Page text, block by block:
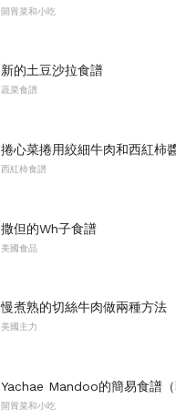
開胃菜和小吃
新的土豆沙拉食譜
蔬菜食譜
捲心菜捲用絞細牛肉和西紅柿
西紅柿食譜
撒但的Wh子食譜
美國食品
慢煮熟的切絲牛肉做兩種方法
美國主力
Yachae Mandoo的簡易食譜（
開胃菜和小吃